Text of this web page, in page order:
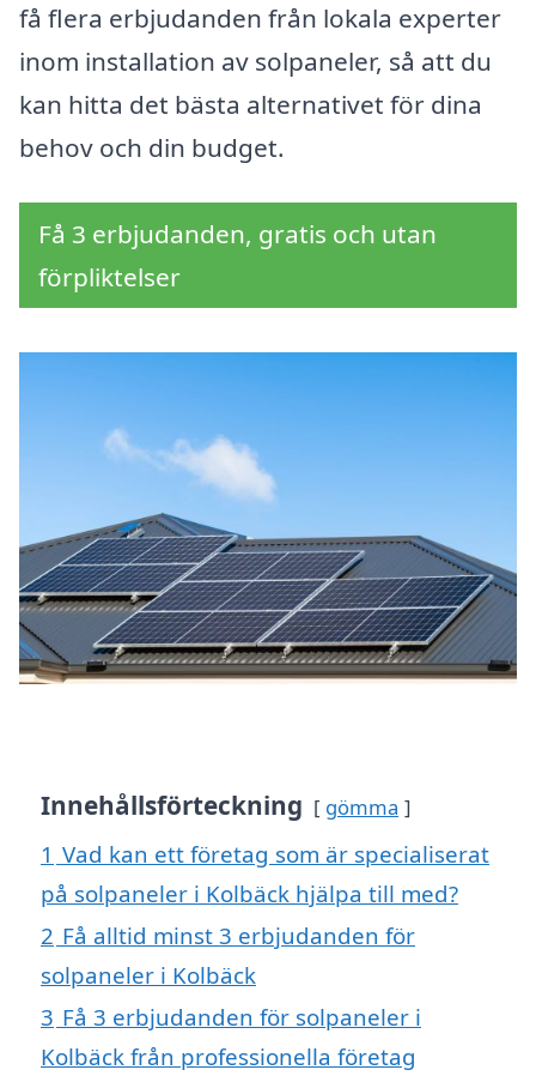
få flera erbjudanden från lokala experter
inom installation av solpaneler, så att du
kan hitta det bästa alternativet för dina
behov och din budget.
Få 3 erbjudanden, gratis och utan
förpliktelser
Innehållsförteckning gömma
1 Vad kan ett företag som är specialiserat
på solpaneler i Kolbäck hjälpa till med?
2 Få alltid minst 3 erbjudanden för
solpaneler i Kolbäck
3 Få 3 erbjudanden för solpaneler i
Kolbäck från professionella företag